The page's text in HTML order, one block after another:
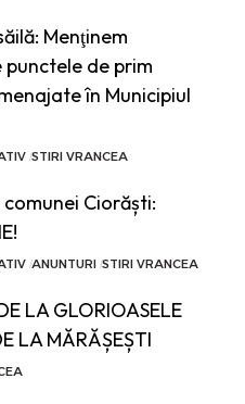
Menţinem
punctele de prim
în Municipiul
STIRI VRANCEA
Ciorăști:
ANUNTURI STIRI VRANCEA
LA GLORIOASELE
LA MĂRĂȘEȘTI